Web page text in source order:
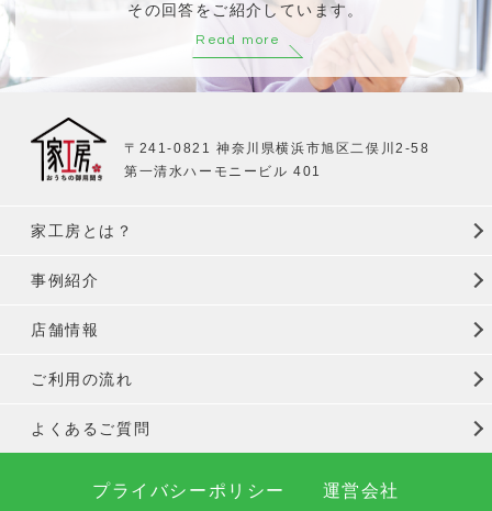
その回答をご紹介しています。
Read more
〒241-0821 神奈川県横浜市旭区二俣川2-58
第一清水ハーモニービル 401
家工房とは？
事例紹介
店舗情報
ご利用の流れ
よくあるご質問
プライバシーポリシー 運営会社